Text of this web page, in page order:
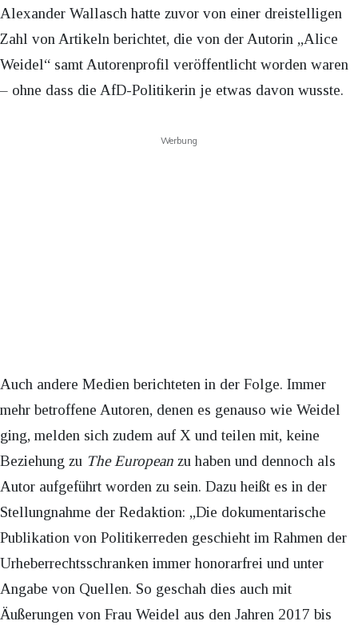
Alexander Wallasch hatte zuvor von einer dreistelligen
Zahl von Artikeln berichtet, die von der Autorin „Alice
Weidel“ samt Autorenprofil veröffentlicht worden waren
– ohne dass die AfD-Politikerin je etwas davon wusste.
Werbung
Auch andere Medien berichteten in der Folge. Immer
mehr betroffene Autoren, denen es genauso wie Weidel
ging, melden sich zudem auf X und teilen mit, keine
Beziehung zu The European zu haben und dennoch als
Autor aufgeführt worden zu sein. Dazu heißt es in der
Stellungnahme der Redaktion: „Die dokumentarische
Publikation von Politikerreden geschieht im Rahmen der
Urheberrechtsschranken immer honorarfrei und unter
Angabe von Quellen. So geschah dies auch mit
Äußerungen von Frau Weidel aus den Jahren 2017 bis